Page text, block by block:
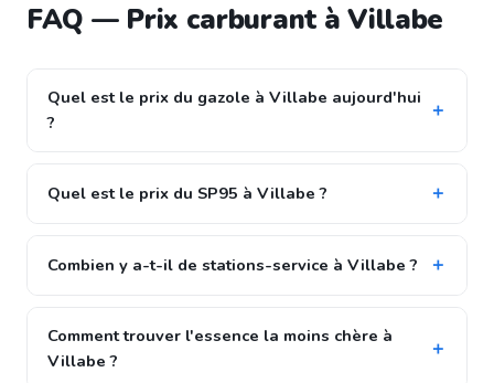
FAQ — Prix carburant à Villabe
Quel est le prix du gazole à Villabe aujourd'hui
?
Quel est le prix du SP95 à Villabe ?
Combien y a-t-il de stations-service à Villabe ?
Comment trouver l'essence la moins chère à
Villabe ?